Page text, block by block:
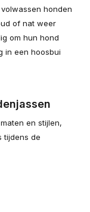
honden
of nat weer
om hun hond
in een hoosbui
en stijlen,
tijdens de